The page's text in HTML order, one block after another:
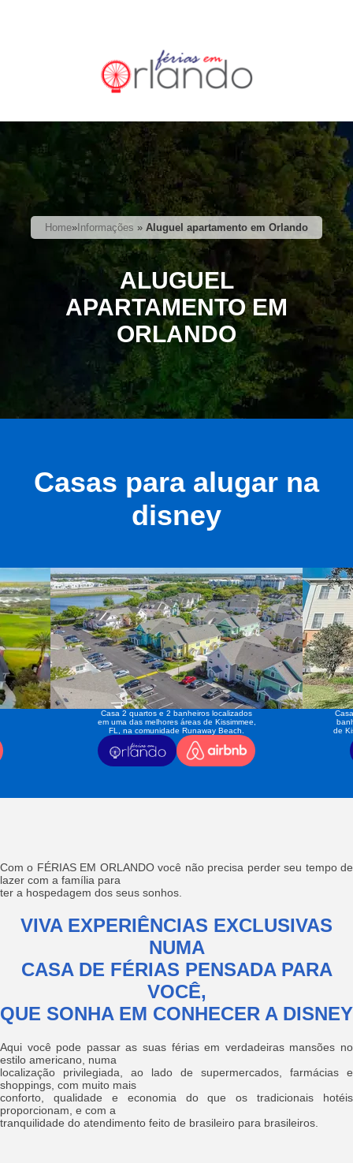
Home» Informações » Aluguel apartamento em Orlando
ALUGUEL
APARTAMENTO EM
ORLANDO
Casas para alugar na
disney
Casa 2 quartos e 2 banheiros localizados
em uma das melhores áreas de Kissimmee,
FL, na comunidade Runaway Beach.
de
Com o FÉRIAS EM ORLANDO você não precisa perder seu tempo de
lazer com a família para
ter a hospedagem dos seus sonhos.
VIVA EXPERIÊNCIAS EXCLUSIVAS
NUMA
CASA DE FÉRIAS PENSADA PARA
VOCÊ,
QUE SONHA EM CONHECER A DISNEY
Aqui você pode passar as suas férias em verdadeiras mansões no
estilo americano, numa
localização privilegiada, ao lado de supermercados, farmácias e
shoppings, com muito mais
conforto, qualidade e economia do que os tradicionais hotéis
proporcionam, e com a
tranquilidade do atendimento feito de brasileiro para brasileiros.